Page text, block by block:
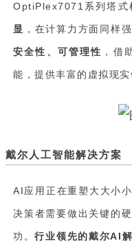
OptiPlex7071系列塔
显 ，在计算力方面同样
安全性、可管理性 ，借
能，提供丰富的虚拟现实
戴尔人工智能解决方案
AI应用正在重塑大大小
决策者需要做出关键的
功。行业领先的戴尔AI